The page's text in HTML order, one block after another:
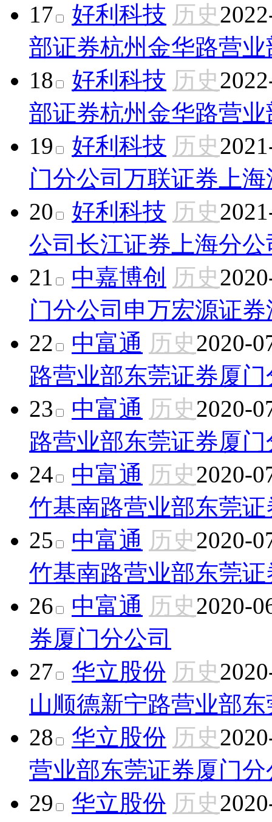
17
好利科技 历史
部证券杭州金华路营业
18
好利科技 历史
部证券杭州金华路营业
19
好利科技 历史
门分公司 万联证券上
20
好利科技 历史
公司 长江证券上海分公
21
中嘉博创 历史
门分公司 申万宏源证
22
中富通 历史2020-
路营业部东莞证券厦
23
中富通 历史2020-
路营业部东莞证券厦
24
中富通 历史2020-
竹基南路营业部东莞
25
中富通 历史2020-
竹基南路营业部东莞
26
中富通 历史2020-
券厦门分公司
27
华立股份 历史
山顺德新宁路营业部
28
华立股份 历史
营业部东莞证券厦门分
29
华立股份 历史